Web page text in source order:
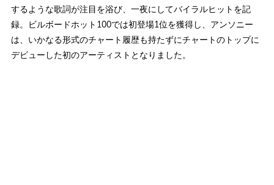
するような歌詞が注目を浴び、一夜にしてバイラルヒットを記
録。ビルボードホット100では初登場1位を獲得し、アンソニー
は、いかなる形式のチャート履歴も持たずにチャートのトップに
デビューした初のアーティストとなりました。